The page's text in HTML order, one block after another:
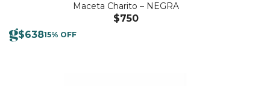
Maceta Charito – NEGRA
$750
$63815% OFF